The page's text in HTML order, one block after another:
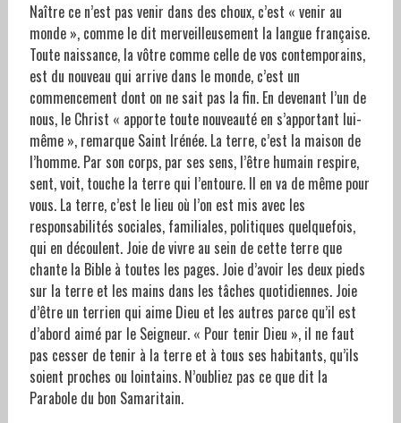
Naître ce n’est pas venir dans des choux, c’est « venir au
monde », comme le dit merveilleusement la langue française.
Toute naissance, la vôtre comme celle de vos contemporains,
est du nouveau qui arrive dans le monde, c’est un
commencement dont on ne sait pas la fin. En devenant l’un de
nous, le Christ « apporte toute nouveauté en s’apportant lui-
même », remarque Saint Irénée. La terre, c’est la maison de
l’homme. Par son corps, par ses sens, l’être humain respire,
sent, voit, touche la terre qui l’entoure. Il en va de même pour
vous. La terre, c’est le lieu où l’on est mis avec les
responsabilités sociales, familiales, politiques quelquefois,
qui en découlent. Joie de vivre au sein de cette terre que
chante la Bible à toutes les pages. Joie d’avoir les deux pieds
sur la terre et les mains dans les tâches quotidiennes. Joie
d’être un terrien qui aime Dieu et les autres parce qu’il est
d’abord aimé par le Seigneur. « Pour tenir Dieu », il ne faut
pas cesser de tenir à la terre et à tous ses habitants, qu’ils
soient proches ou lointains. N’oubliez pas ce que dit la
Parabole du bon Samaritain.